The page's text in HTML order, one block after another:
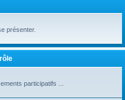
présenter.
participatifs ...